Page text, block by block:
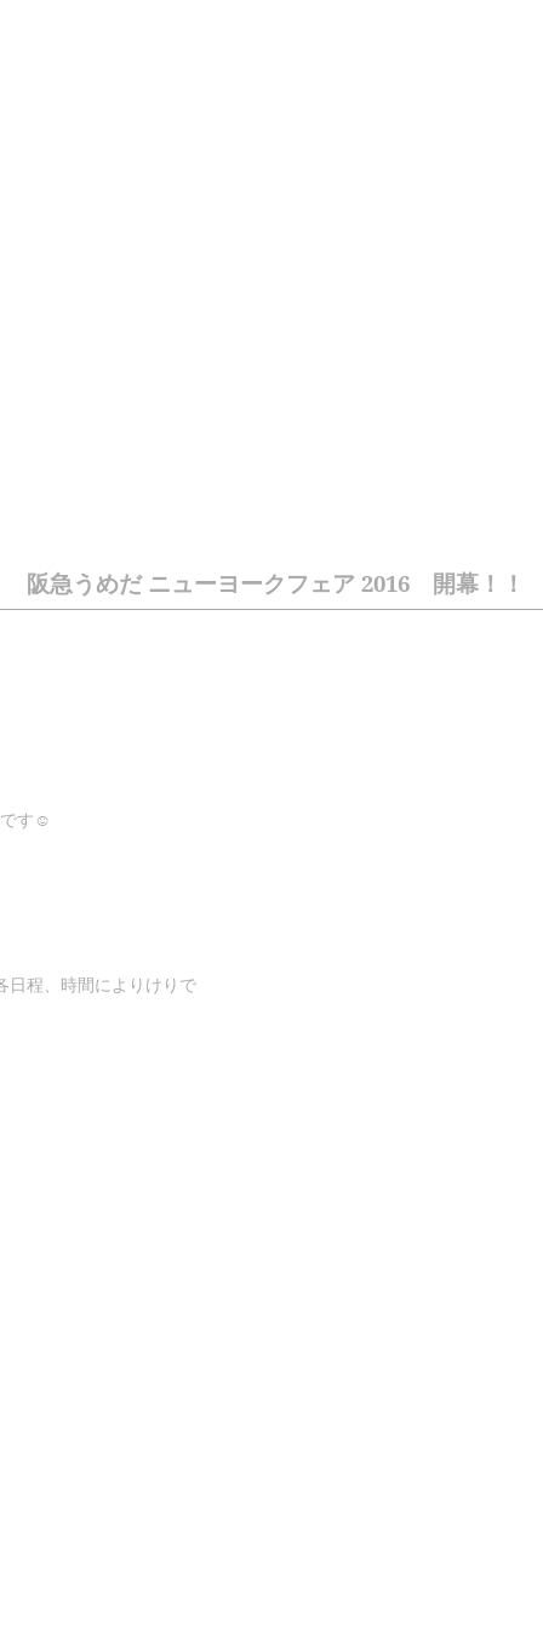
阪急うめだ ニューヨークフェア 2016 開幕！！
す☺
程、時間によりけりで